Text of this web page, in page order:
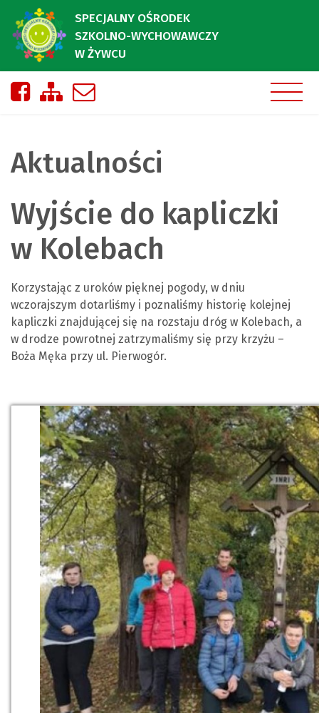
SPECJALNY OŚRODEK
SZKOLNO-WYCHOWAWCZY
W ŻYWCU
Nasza strona na Facebooku
Zobacz mapę strony
Aktualności
Wyjście do kapliczki
w Kolebach
Korzystając z uroków pięknej pogody, w dniu
wczorajszym dotarliśmy i poznaliśmy historię kolejnej
kapliczki znajdującej się na rozstaju dróg w Kolebach, a
w drodze powrotnej zatrzymaliśmy się przy krzyżu –
Boża Męka przy ul. Pierwogór.